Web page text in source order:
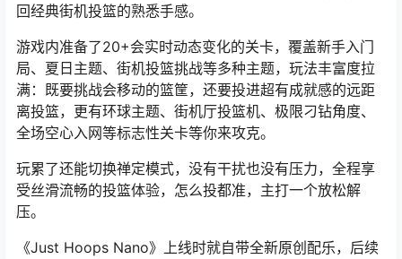
回经典街机投篮的熟悉手感。
游戏内准备了20+会实时动态变化的关卡，覆盖新手入门
局、夏日主题、街机投篮挑战等多种主题，玩法丰富度拉
满：既要挑战会移动的篮筐，还要投进超有成就感的远距
离投篮，更有环球主题、街机厅投篮机、极限刁钻角度、
全场空心入网等标志性关卡等你来攻克。
玩累了还能切换禅定模式，没有干扰也没有压力，全程享
受丝滑流畅的投篮体验，怎么投都准，主打一个放松解
压。
《Just Hoops Nano》上线时就自带全新原创配乐，后续